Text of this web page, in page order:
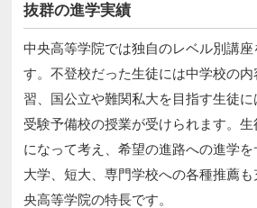
抜群の進学実績
中央高等学院では独自のレベル別講座
す。不登校だった生徒には中学校の
習、国公立や難関私大を目指す生徒
受験予備校の授業が受けられます。
になって考え、希望の進路への進学を
大学、短大、専門学校への各種推薦
央高等学院の特長です。